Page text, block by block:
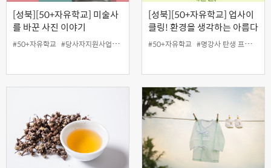
[성북][50+자유학교] 미술사
를 바꾼 사진 이야기
#50+자유학교 #당사자지원사업 #성북홍보왕 #온라인 #웹엑스 #지역협력사업
[성북][50+자유학교] 업사이
클링! 환경을 생각하는 아름다
운 취미활동 (양말목으로 컫받
침 만들기)
#50+자유학교 #명강사 탄생 프로젝트